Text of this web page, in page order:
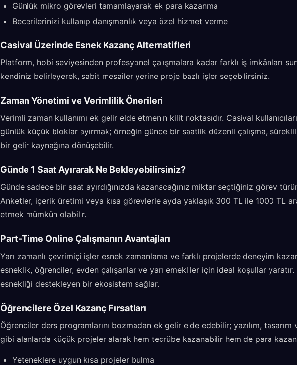
Günlük mikro görevleri tamamlayarak ek para kazanma
Becerilerinizi kullanıp danışmanlık veya özel hizmet verme
Casival Üzerinde Esnek Kazanç Alternatifleri
Platform, hobi seviyesinden profesyonel çalışmalara kadar farklı iş imkânları
kendiniz belirleyerek, sabit mesailer yerine proje bazlı işler seçebilirsiniz.
Zaman Yönetimi ve Verimlilik Önerileri
Verimli zaman kullanımı ek gelir elde etmenin kilit noktasıdır. Casival
günlük küçük bloklar ayırmak; örneğin günde bir saatlik düzenli çalışma,
bir gelir kaynağına dönüşebilir.
Günde 1 Saat Ayırarak Ne Bekleyebilirsiniz?
Günde sadece bir saat ayırdığınızda kazanacağınız miktar seçtiğiniz görev
Anketler, içerik üretimi veya kısa görevlerle ayda yaklaşık 300 TL ile 1000 TL
etmek mümkün olabilir.
Part-Time Online Çalışmanın Avantajları
Yarı zamanlı çevrimiçi işler esnek zamanlama ve farklı projelerde deneyim
esneklik, öğrenciler, evden çalışanlar ve yarı emekliler için ideal koşullar
esnekliği destekleyen bir ekosistem sağlar.
Öğrencilere Özel Kazanç Fırsatları
Öğrenciler ders programlarını bozmadan ek gelir elde edebilir; yazılım, tasarım
gibi alanlarda küçük projeler alarak hem tecrübe kazanabilir hem de para
Yeteneklere uygun kısa projeler bulma